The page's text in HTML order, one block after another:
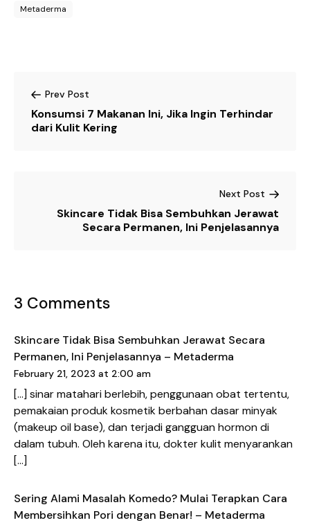
Metaderma
Prev Post
Konsumsi 7 Makanan Ini, Jika Ingin Terhindar
dari Kulit Kering
Next Post
Skincare Tidak Bisa Sembuhkan Jerawat
Secara Permanen, Ini Penjelasannya
3 Comments
Skincare Tidak Bisa Sembuhkan Jerawat Secara
Permanen, Ini Penjelasannya – Metaderma
February 21, 2023 at 2:00 am
[…] sinar matahari berlebih, penggunaan obat tertentu,
pemakaian produk kosmetik berbahan dasar minyak
(makeup oil base), dan terjadi gangguan hormon di
dalam tubuh. Oleh karena itu, dokter kulit menyarankan
[…]
Sering Alami Masalah Komedo? Mulai Terapkan Cara
Membersihkan Pori dengan Benar! – Metaderma